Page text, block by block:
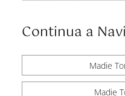
Continua a
Madie
Madie